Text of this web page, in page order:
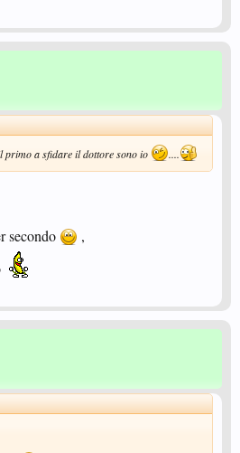
primo a sfidare il dottore sono io ....
secondo
,